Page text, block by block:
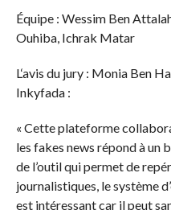
Équipe : Wessim Ben
Ouhiba, Ichrak Matar
L‘avis du jury : Monia Ben
Inkyfada :
« Cette plateforme
les fakes news répond à un
de l’outil qui permet de
journalistiques, le système
est intéressant car il peut